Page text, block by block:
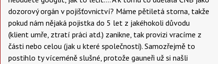
dozorový orgán v pojišťovnictví? Máme pětiletá storna, takže
pokud nám nějaká pojistka do 5 let z jakéhokoli důvodu
(klient umře, ztratí práci atd.) zanikne, tak provizi vracíme z
části nebo celou (jak u které společnosti). Samozřejmě to
postihlo ty víceméně slušné, protože gauneři už si našli